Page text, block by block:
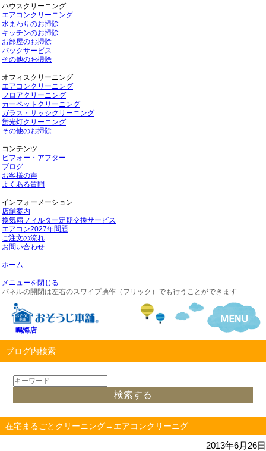
ハウスクリーニング
エアコンクリーニング
水まわりのお掃除
キッチンのお掃除
お部屋のお掃除
パックサービス
その他のお掃除
オフィスクリーニング
エアコンクリーニング
フロアクリーニング
カーペットクリーニング
ガラス・サッシクリーニング
蛍光灯クリーニング
その他のお掃除
コンテンツ
ビフォー・アフター
ブログ
お客様の声
よくある質問
インフォーメーション
店舗案内
換気扇フィルター定期交換サービス
エアコン2027年問題
ご注文の流れ
お問い合わせ
ホーム
メニューを閉じる
パネルの開閉は左右のスワイプ操作（フリック）でも行うことができます
鳴海店
ブログ内検索
在宅まるごとクリーニング→エアコンクリーニグ
2013年6月26日